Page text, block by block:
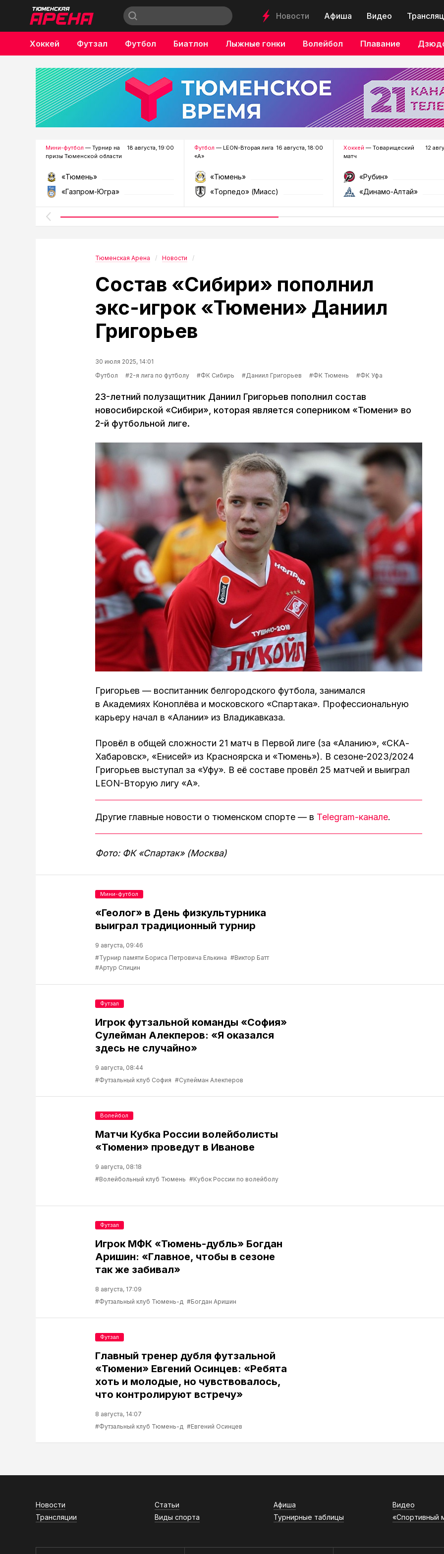
Новости Афиша Видео
Хоккей Футзал Футбол Биатлон Лыжные гонки Волейбол Плавание
Бокс
Мини-футбол — Турнир на
призы Тюменской области
18 августа, 19:00
«Тюмень»
«Газпром-Югра»
Футбол — LEON-Вторая лига
«А»
16 августа, 18:00
«Тюмень»
«Торпедо» (Миасс)
Хоккей — Товарищеский
матч
12
«Рубин»
«Динамо-Алтай»
Тюменская Арена Новости
Состав «Сибири» пополнил
экс-игрок «Тюмени» Даниил
Григорьев
30 июля 2025, 14:01
Футбол
#2-я лига по футболу #ФК Сибирь #Даниил Григорьев #ФК Тюмень #ФК Уфа
23-летний полузащитник Даниил Григорьев пополнил состав
новосибирской «Сибири», которая является соперником «Тюмени» во
2-й футбольной лиге.
Григорьев — воспитанник белгородского футбола, занимался
в Академиях Коноплёва и московского «Спартака». Профессиональную
карьеру начал в «Алании» из Владикавказа.
Провёл в общей сложности 21 матч в Первой лиге (за «Аланию», «СКА-
Хабаровск», «Енисей» из Красноярска и «Тюмень»). В сезоне-2023/2024
Григорьев выступал за «Уфу». В её составе провёл 25 матчей и выиграл
LEON-Вторую лигу «А».
Другие главные новости о тюменском спорте — в Telegram-канале.
Фото: ФК «Спартак» (Москва)
«Геолог» в День физкультурника
выиграл традиционный турнир
9 августа, 09:46
#Турнир памяти Бориса Петровича Елькина #Виктор Батт
#Артур Спицин
Мини-футбол
Игрок футзальной команды «София»
Сулейман Алекперов: «Я оказался
здесь не случайно»
9 августа, 08:44
#Футзальный клуб София #Сулейман Алекперов
Футзал
Матчи Кубка России волейболисты
«Тюмени» проведут в Иванове
9 августа, 08:18
#Волейбольный клуб Тюмень #Кубок России по волейболу
Волейбол
Игрок МФК «Тюмень-дубль» Богдан
Аришин: «Главное, чтобы в сезоне
так же забивал»
8 августа, 17:09
#Футзальный клуб Тюмень-д #Богдан Аришин
Футзал
Главный тренер дубля футзальной
«Тюмени» Евгений Осинцев: «Ребята
хоть и молодые, но чувствовалось,
что контролируют встречу»
8 августа, 14:07
#Футзальный клуб Тюмень-д #Евгений Осинцев
Футзал
Новости Статьи Афиша Видео
Трансляции
Виды спорта Турнирные таблицы «Спортивный